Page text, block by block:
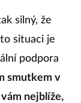
silný, že
situaci je
podpora
smutkem v
nejblíže,